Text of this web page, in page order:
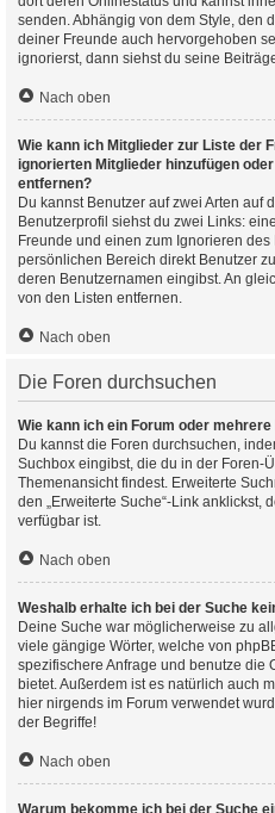
senden. Abhängig von dem Style, den
deiner Freunde auch hervorgehoben
ignorierst, dann siehst du seine
Nach oben
Wie kann ich Mitglieder zur Liste der
ignorierten Mitglieder hinzufügen
entfernen?
Du kannst Benutzer auf zwei Arten auf
Benutzerprofil siehst du zwei Links:
Freunde und einen zum Ignorieren
persönlichen Bereich direkt Benutzer
deren Benutzernamen eingibst. An
von den Listen entfernen.
Nach oben
Die Foren durchsuchen
Wie kann ich ein Forum oder
Du kannst die Foren durchsuchen,
Suchbox eingibst, die du in der Foren-
Themenansicht findest. Erweiterte
den „Erweiterte Suche“-Link anklickst,
verfügbar ist.
Nach oben
Weshalb erhalte ich bei der Suche
Deine Suche war möglicherweise zu
viele gängige Wörter, welche von
spezifischere Anfrage und benutze die
bietet. Außerdem ist es natürlich auch
hier nirgends im Forum verwendet
der Begriffe!
Nach oben
Warum bekomme ich bei der Suche